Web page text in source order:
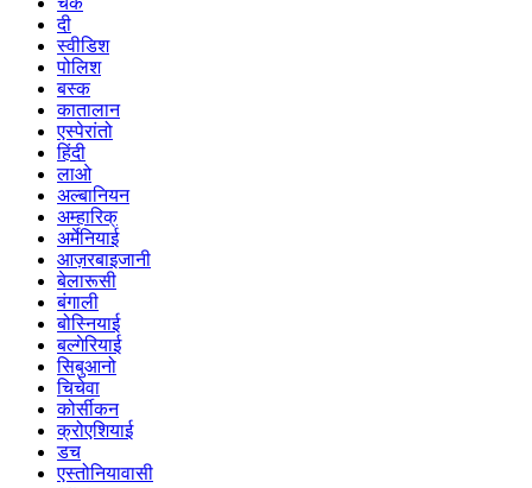
दी
स्वीडिश
पोलिश
बस्क
कातालान
एस्पेरांतो
हिंदी
लाओ
अल्बानियन
अम्हारिक्
अर्मेनियाई
आज़रबाइजानी
बेलारूसी
बंगाली
बोस्नियाई
बल्गेरियाई
सिबुआनो
चिचेवा
कोर्सीकन
क्रोएशियाई
डच
एस्तोनियावासी